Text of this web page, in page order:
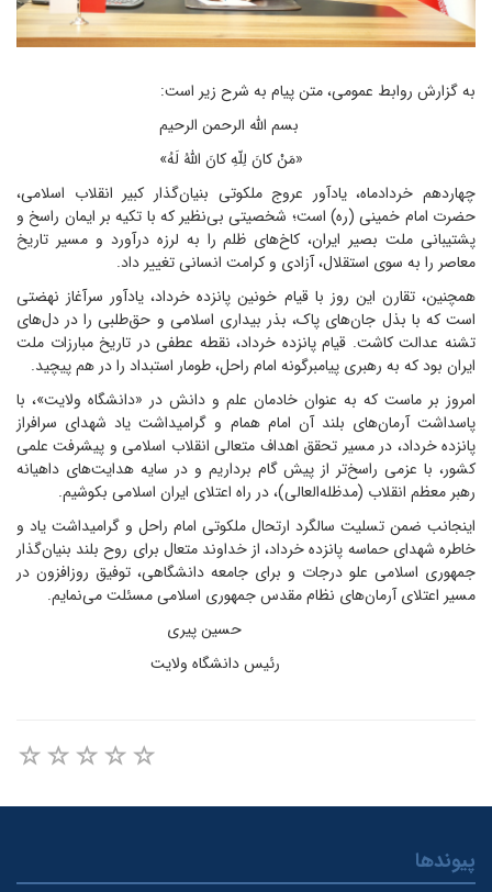
به گزارش روابط عمومی، متن پیام به شرح زیر است:
بسم الله الرحمن الرحیم
«مَنْ کانَ لِلّهِ کانَ اللّهُ لَهُ»
چهاردهم خردادماه، یادآور عروج ملکوتی بنیان‌گذار کبیر انقلاب اسلامی،
حضرت امام خمینی (ره) است؛ شخصیتی بی‌‌نظیر که با تکیه بر ایمان راسخ و
پشتیبانی ملت بصیر ایران، کاخ‌های ظلم را به لرزه درآورد و مسیر تاریخ
معاصر را به سوی استقلال، آزادی و کرامت انسانی تغییر داد.
همچنین، تقارن این روز با قیام خونین پانزده خرداد، یادآور سرآغاز نهضتی
است که با بذل جان‌های پاک، بذر بیداری اسلامی و حق‌طلبی را در دل‌های
تشنه عدالت کاشت. قیام پانزده خرداد، نقطه عطفی در تاریخ مبارزات ملت
ایران بود که به رهبری پیامبرگونه امام راحل، طومار استبداد را در هم پیچید.
امروز بر ماست که به عنوان خادمان علم و دانش در «دانشگاه ولایت»، با
پاسداشت آرمان‌های بلند آن امام همام و گرامیداشت یاد شهدای سرافراز
پانزده خرداد، در مسیر تحقق اهداف متعالی انقلاب اسلامی و پیشرفت علمی
کشور، با عزمی راسخ‌تر از پیش گام برداریم و در سایه هدایت‌های داهیانه
رهبر معظم انقلاب (مدظله‌العالی)، در راه اعتلای ایران اسلامی بکوشیم.
اینجانب ضمن تسلیت سالگرد ارتحال ملکوتی امام راحل و گرامیداشت یاد و
خاطره شهدای حماسه پانزده خرداد، از خداوند متعال برای روح بلند بنیان‌گذار
جمهوری اسلامی علو درجات و برای جامعه دانشگاهی، توفیق روزافزون در
مسیر اعتلای آرمان‌های نظام مقدس جمهوری اسلامی مسئلت می‌نمایم.
حسین پیری
رئیس دانشگاه ولایت
پیوندها